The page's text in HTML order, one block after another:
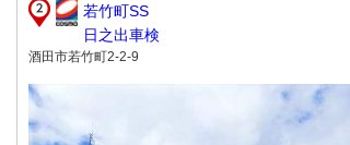
若竹町SS
日之出車検
酒田市若竹町2-2-9